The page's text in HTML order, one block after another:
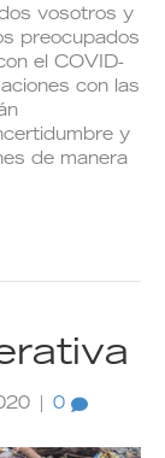
vosotros y
preocupados
el COVID-
con las
y
de manera
0